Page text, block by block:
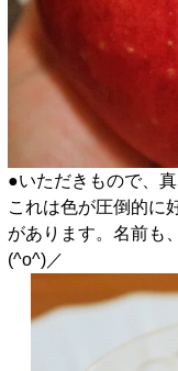
●いただきもので、
これは色が圧倒的に
があります。名前も
(^o^)／